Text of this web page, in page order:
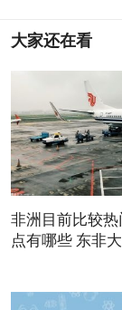
大家还在看
非洲目前比较
点有哪些 东非